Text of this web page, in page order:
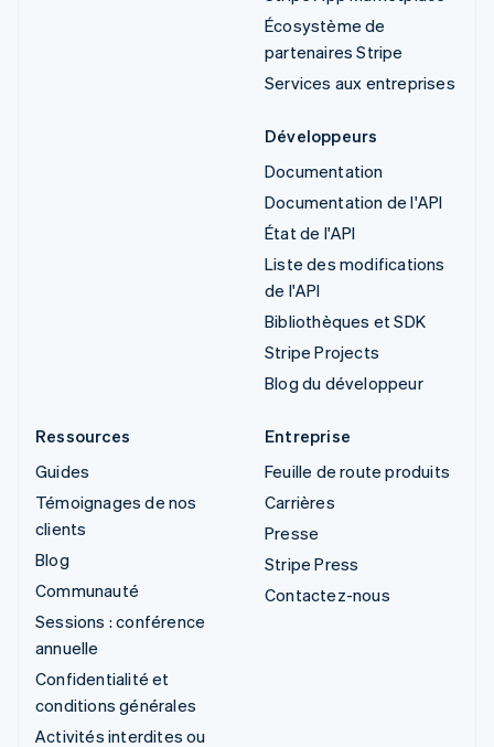
Écosystème de
partenaires Stripe
Services aux entreprises
Développeurs
Documentation
Documentation de l'API
État de l'API
Liste des modifications
de l'API
Bibliothèques et SDK
Stripe Projects
Blog du développeur
Ressources
Guides
Témoignages de nos
clients
Blog
Communauté
Sessions : conférence
annuelle
Confidentialité et
conditions générales
Activités interdites ou
Entreprise
Feuille de route produits
Carrières
Presse
Stripe Press
Contactez-nous